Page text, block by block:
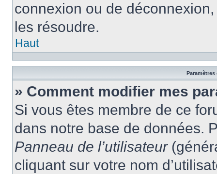
connexion ou de
les résoudre.
Haut
Paramètres
» Comment modifier mes
Si vous êtes membre de ce
dans notre base de données.
Panneau de l’utilisateur
cliquant sur votre nom